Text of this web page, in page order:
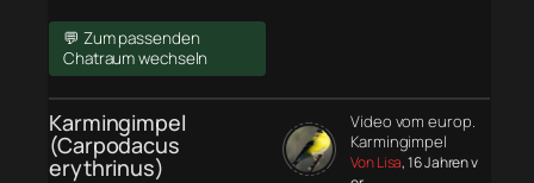
💬 Zum passenden
Chatraum wechseln
Karmingimpel
(Carpodacus
erythrinus)
Video vom europ.
Karmingimpel
Von Lisa, 16 Jahren v